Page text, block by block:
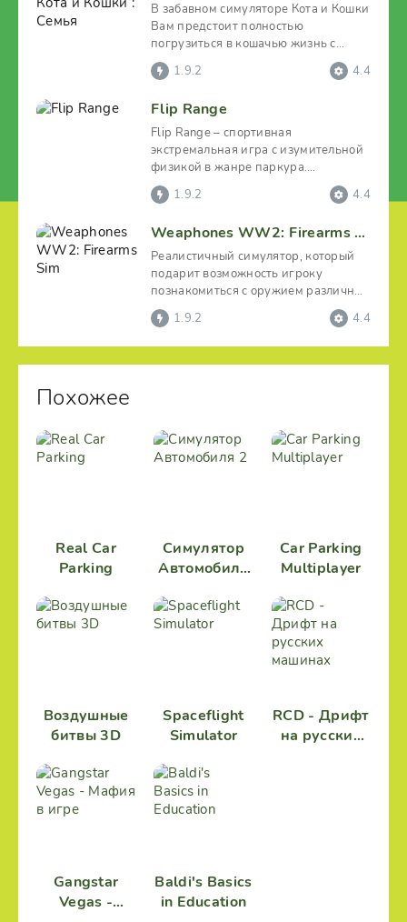
В забавном симуляторе Кота и Кошки
Вам предстоит полностью
погрузиться в кошачью жизнь с
захватывающими приключениями
1.9.2 4.4
Flip Range
Flip Range – спортивная
экстремальная игра с изумительной
физикой в жанре паркура.
Пользователя ожидает огромное
1.9.2 4.4
Weaphones WW2: Firearms Sim
Реалистичный симулятор, который
подарит возможность игроку
познакомиться с оружием различных
стран времен мировой
1.9.2 4.4
Похожее
Real Car
Parking
Симулятор
Автомобиля
Car Parking
Multiplayer
Воздушные
битвы 3D
Spaceflight
Simulator
RCD - Дрифт
на русских
Gangstar
Vegas -
Baldi's Basics
in Education